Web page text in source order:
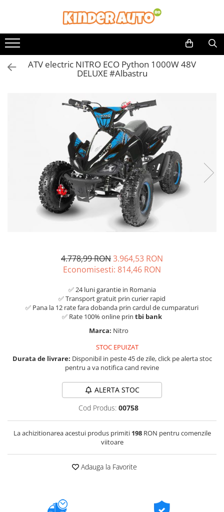
Toate Produsele
Produse in stoc
Masinute electrice
Vehicule electrice adulti
Motociclete Drift-Trike
Masinute electrice Mercedes
Masinute electrice tip SUV
Piese & Accesorii
Jucarii RC cu telecomanda
ATV electric NITRO ECO Python 1000W 48V
DELUXE #Albastru
4.778,99 RON3.964,53 RON
Economisesti: 814,46 RON
✅ 24 luni garantie in Romania
✅ Transport gratuit prin curier rapid
✅ Pana la 12 rate fara dobanda prin cardul de cumparaturi
✅ Rate 100% online prin tbi bank
Marca: Nitro
STOC EPUIZAT
Durata de livrare: Disponibil in peste 45 de zile, click pe alerta stoc
pentru a va notifica cand revine
ALERTA STOC
Cod Produs: 00758
La achizitionarea acestui produs primiti 198RON pentru comenzile
viitoare
Adauga la Favorite